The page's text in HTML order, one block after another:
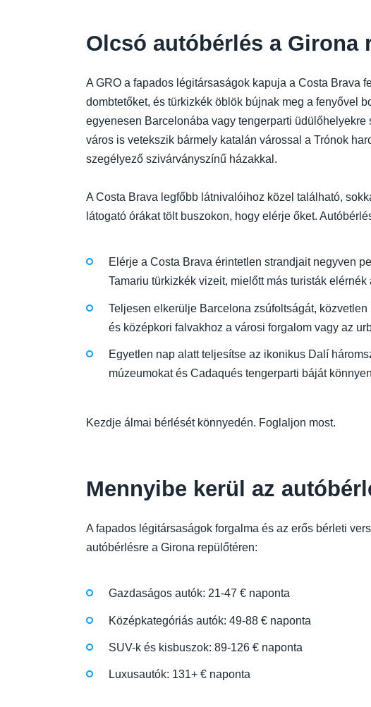
Olcsó autóbérlés a Girona
A GRO a fapados légitársaságok kapuja a Costa Brava
dombtetőket, és türkizkék öblök bújnak meg a fenyővel
egyenesen Barcelonába vagy tengerparti
város is vetekszik bármely katalán várossal a Trónok
szegélyező szivárványszínű házakkal.
A Costa Brava legfőbb látnivalóihoz közel található,
látogató órákat tölt buszokon, hogy elérje őket.
Elérje a Costa Brava érintetlen strandjait negyven
Tamariu türkizkék vizeit, mielőtt más turisták
Teljesen elkerülje Barcelona zsúfoltságát,
és középkori falvakhoz a városi forgalom vagy az
Egyetlen nap alatt teljesítse az ikonikus Dalí
múzeumokat és Cadaqués tengerparti báját
Kezdje álmai bérlését könnyedén. Foglaljon most.
Mennyibe kerül az
A fapados légitársaságok forgalma és az erős bérleti
autóbérlésre a Girona repülőtéren:
Gazdaságos autók: 21-47 € naponta
Középkategóriás autók: 49-88 € naponta
SUV-k és kisbuszok: 89-126 € naponta
Luxusautók: 131+ € naponta